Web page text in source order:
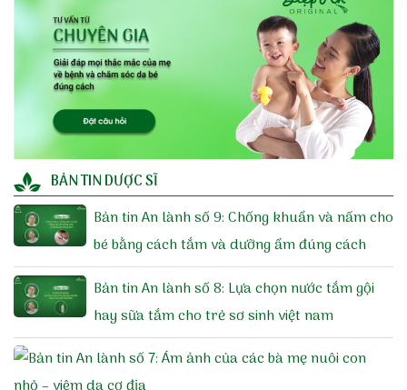
BẢN TIN DƯỢC SĨ
Bản tin An lành số 9: Chống khuẩn và nấm cho
bé bằng cách tắm và dưỡng ẩm đúng cách
Bản tin An lành số 8: Lựa chọn nước tắm gội
hay sữa tắm cho trẻ sơ sinh việt nam